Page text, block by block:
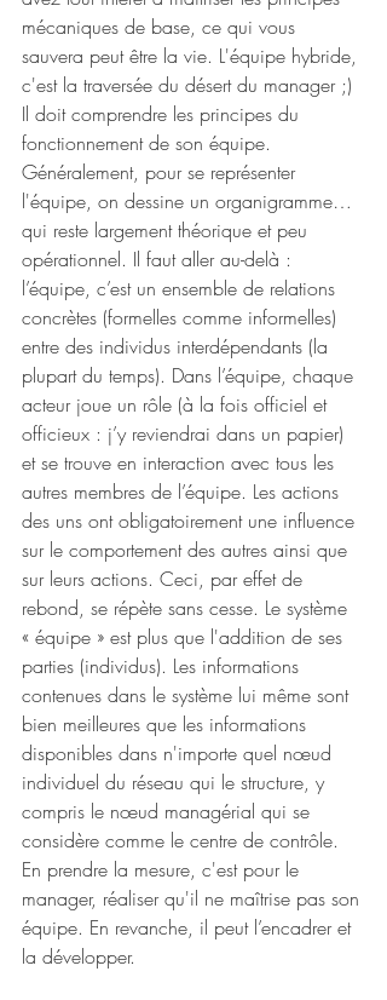
mécaniques de base, ce qui vous
sauvera peut être la vie. L'équipe hybride,
c'est la traversée du désert du manager ;)
Il doit comprendre les principes du
fonctionnement de son équipe.
Généralement, pour se représenter
l'équipe, on dessine un organigramme…
qui reste largement théorique et peu
opérationnel. Il faut aller au-delà :
l’équipe, c’est un ensemble de relations
concrètes (formelles comme informelles)
entre des individus interdépendants (la
plupart du temps). Dans l’équipe, chaque
acteur joue un rôle (à la fois officiel et
officieux : j’y reviendrai dans un papier)
et se trouve en interaction avec tous les
autres membres de l’équipe. Les actions
des uns ont obligatoirement une influence
sur le comportement des autres ainsi que
sur leurs actions. Ceci, par effet de
rebond, se répète sans cesse. Le système
« équipe » est plus que l'addition de ses
parties (individus). Les informations
contenues dans le système lui même sont
bien meilleures que les informations
disponibles dans n'importe quel nœud
individuel du réseau qui le structure, y
compris le nœud managérial qui se
considère comme le centre de contrôle.
En prendre la mesure, c'est pour le
manager, réaliser qu'il ne maîtrise pas son
équipe. En revanche, il peut l’encadrer et
la développer.